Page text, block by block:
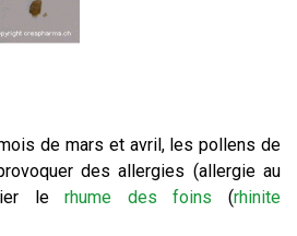
de mars et avril, les pollens de
des allergies (allergie au
lerhume des foins (rhinite